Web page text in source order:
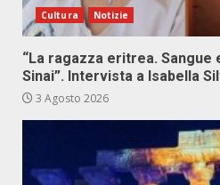
Cultura Notizie
“La ragazza eritrea.
Sinai”. Intervista a Isabella
3 Agosto 2026